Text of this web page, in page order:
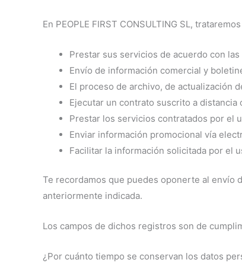
En PEOPLE FIRST CONSULTING SL,
Prestar sus servicios de acuerdo con
Envío de información comercial y
El proceso de archivo, de actualización
Ejecutar un contrato suscrito a distancia
Prestar los servicios contratados por el
Enviar información promocional vía
Facilitar la información solicitada por el
Te recordamos que puedes oponerte al envío
anteriormente indicada.
Los campos de dichos registros son de
¿Por cuánto tiempo se conservan los datos